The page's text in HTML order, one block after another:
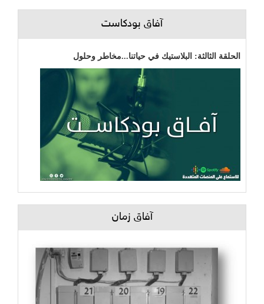
آفاق بودكاست
الحلقة الثالثة: البلاستيك في حياتنا...مخاطر وحلول
آفاق زمان